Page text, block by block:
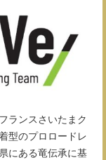
ランスさいたまク
型のプロロードレ
にある竜伝承に基